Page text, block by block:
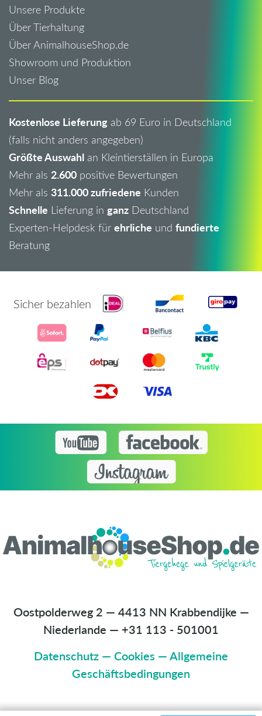
Unsere Produkte
Über Tierhaltung
Über AnimalhouseShop.de
Showroom und Produktion
Unser Blog
Kostenlose Lieferung ab 69 Euro in Deutschland
(falls nicht anders angegeben)
Größte Auswahl an Kleintierställen in Europa
Mehr als 2.600 positive Bewertungen
Mehr als 311.000 zufriedene Kunden
Schnelle Lieferung in ganz Deutschland
Experten-Helpdesk für ehrliche und fundierte
Beratung
Sicher bezahlen
Oostpolderweg 2 — 4413 NN Krabbendijke —
Niederlande — +31 113 - 501001
Datenschutz — Cookies —Allgemeine
Geschäftsbedingungen